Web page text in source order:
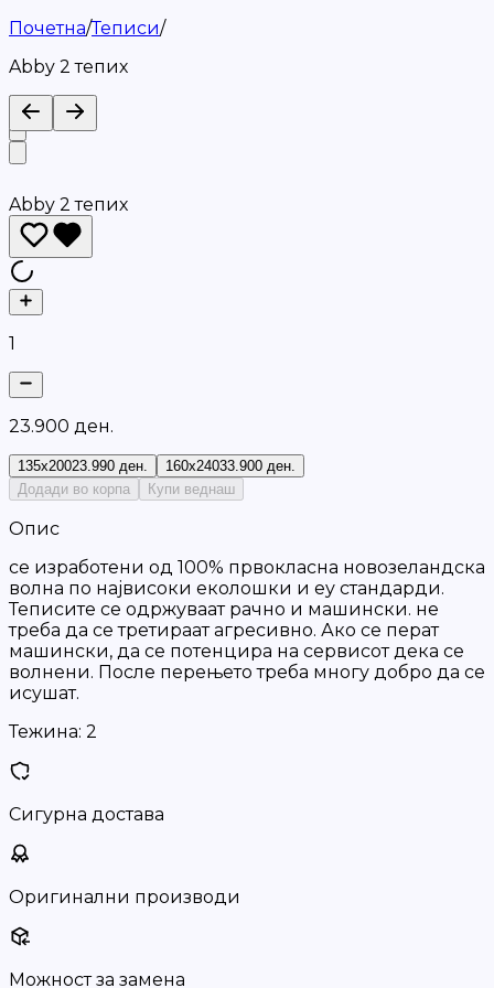
Почетна/Теписи/
Abby 2 тепих
Abby 2 тепих
1
23.900 ден.
135x20023.990 ден. 160x24033.900 ден.
Додади во корпа
Купи веднаш
Опис
се изработени од 100% првокласна новозеландска
волна по највисоки еколошки и еу стандарди.
Теписите се одржуваат рачно и машински. не
треба да се третираат агресивно. Ако се перат
машински, да се потенцира на сервисот дека се
волнени. После перењето треба многу добро да се
исушат.
Тежина: 2
Сигурна достава
Оригинални производи
Можност за замена